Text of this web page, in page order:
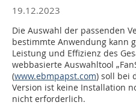
19.12.2023
Die Auswahl der passenden
bestimmte Anwendung kann
Leistung und Effizienz des
webbasierte Auswahltool
(www.ebmpapst.com) soll bei
Version ist keine Installation
nicht erforderlich.